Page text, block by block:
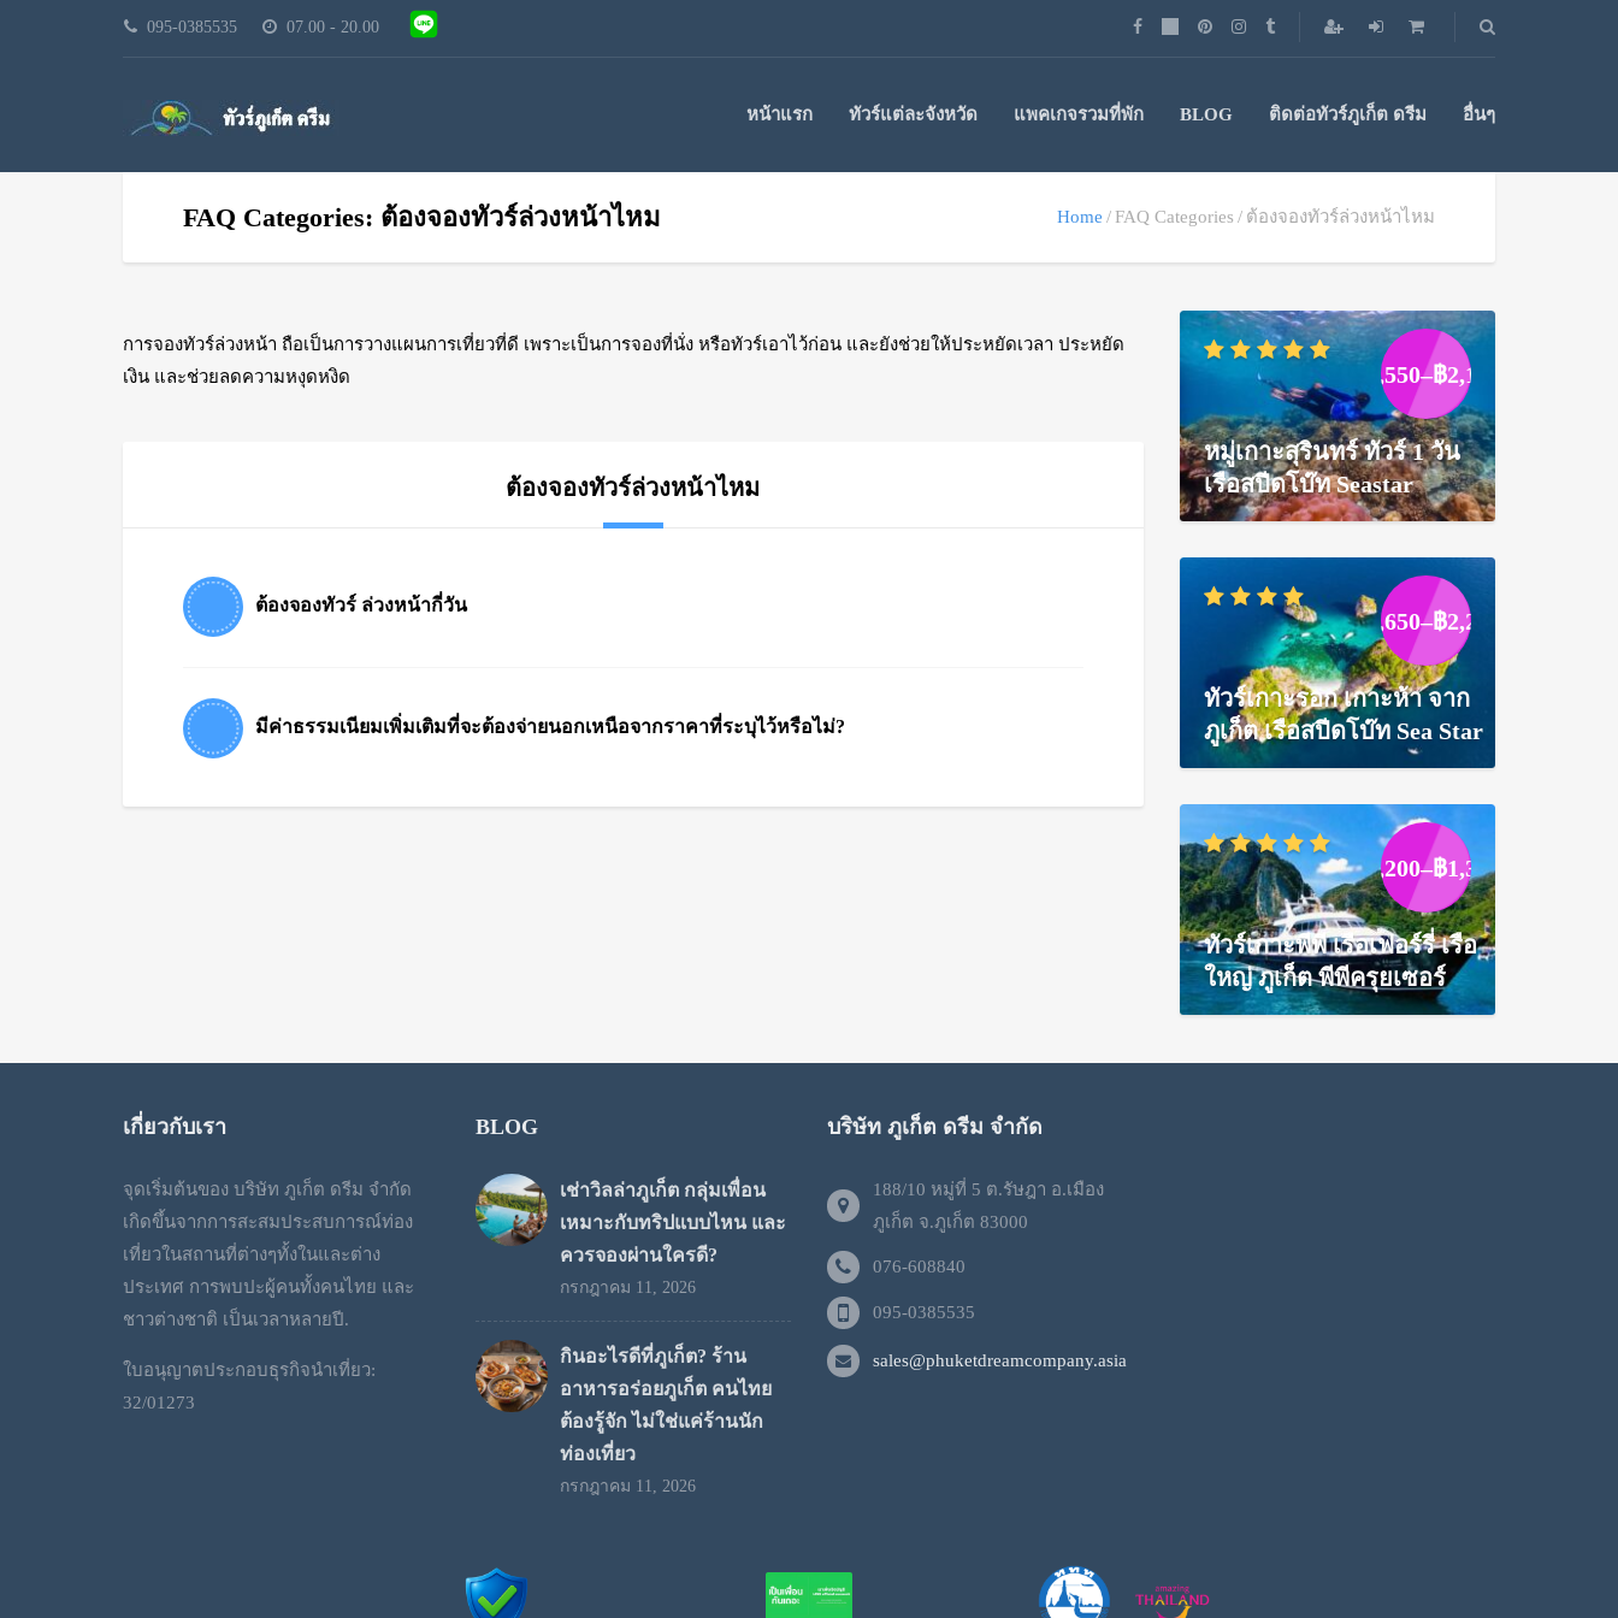
095-0385535 07.00 - 20.00
หน้าแรก ทัวร์แต่ละจังหวัด แพคเกจรวมที่พัก BLOG ติดต่อทัวร์ภูเก็ต ดรีม อื่นๆ
FAQ Categories: ต้องจองทัวร์ล่วงหน้าไหม Home FAQ Categories ต้องจองทัวร์ล่วงหน้าไหม
การจองทัวร์ล่วงหน้า ถือเป็นการวางแผนการเที่ยวที่ดี เพราะเป็นการจองที่นั่ง หรือทัวร์เอาไว้ก่อน และยังช่วยให้ประหยัดเวลา ประหยัด
เงิน และช่วยลดความหงุดหงิด
ต้องจองทัวร์ล่วงหน้าไหม
ต้องจองทัวร์ ล่วงหน้ากี่วัน
มีค่าธรรมเนียมเพิ่มเติมที่จะต้องจ่ายนอกเหนือจากราคาที่ระบุไว้หรือไม่?
1,550–฿2,100
หมู่เกาะสุรินทร์ ทัวร์ 1 วัน
เรือสปีดโบ๊ท Seastar
฿1,650–฿2,250
ทัวร์เกาะรอก เกาะห้า จาก
ภูเก็ต เรือสปีดโบ๊ท Sea Star
฿1,200–฿1,300
ทัวร์เกาะพีพี เรือเฟอร์รี่ เรือ
ใหญ่ ภูเก็ต พีพีครุยเซอร์
เกี่ยวกับเรา
จุดเริ่มต้นของ บริษัท ภูเก็ต ดรีม จำกัด
เกิดขึ้นจากการสะสมประสบการณ์ท่อง
เที่ยวในสถานที่ต่างๆทั้งในและต่าง
ประเทศ การพบปะผู้คนทั้งคนไทย และ
ชาวต่างชาติ เป็นเวลาหลายปี.
ใบอนุญาตประกอบธุรกิจนำเที่ยว:
32/01273
BLOG
เช่าวิลล่าภูเก็ต กลุ่มเพื่อน
เหมาะกับทริปแบบไหน และ
ควรจองผ่านใครดี?
กรกฎาคม 11, 2026
กินอะไรดีที่ภูเก็ต? ร้าน
อาหารอร่อยภูเก็ต คนไทย
ต้องรู้จัก ไม่ใช่แค่ร้านนัก
ท่องเที่ยว
กรกฎาคม 11, 2026
บริษัท ภูเก็ต ดรีม จำกัด
188/10 หมู่ที่ 5 ต.รัษฎา อ.เมือง
ภูเก็ต จ.ภูเก็ต 83000
076-608840
095-0385535
sales@phuketdreamcompany.asia